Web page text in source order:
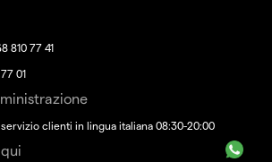
810 77 41
01
clienti in lingua italiana 08:30-20:00